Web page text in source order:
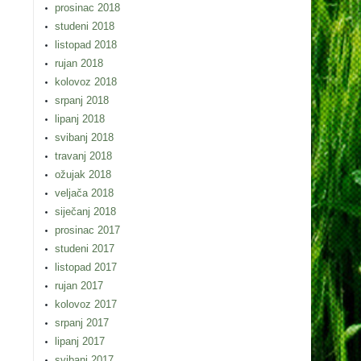
prosinac 2018
studeni 2018
listopad 2018
rujan 2018
kolovoz 2018
srpanj 2018
lipanj 2018
svibanj 2018
travanj 2018
ožujak 2018
veljača 2018
siječanj 2018
prosinac 2017
studeni 2017
listopad 2017
rujan 2017
kolovoz 2017
srpanj 2017
lipanj 2017